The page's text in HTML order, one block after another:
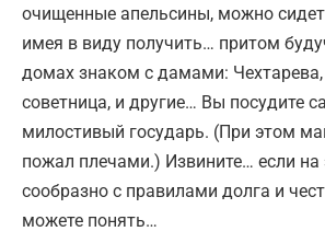
очищенные апельсины, можно
имея в виду получить… притом
домах знаком с дамами: Чехтарева,
советница, и другие… Вы посудите
милостивый государь. (При этом
пожал плечами.) Извините… если на
сообразно с правилами долга и
можете понять…